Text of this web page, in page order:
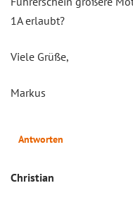
1A erlaubt?
Viele Grüße,
Markus
Antworten
Christian